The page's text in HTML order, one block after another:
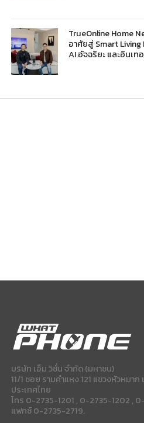
TrueOnline Home
อาศัยสู่ Smart
AI อัจฉริยะ และอินเท
บริษัท เอ็ม วิชั่น จำกัด (มหาชน)
11/1 ซอย รามคำแหง 121 แขวงหัวหมา
ประเทศไทย
โทร 0-2735-1201 , 0-2735-1202 ,
แฟกซ์ 0-2735-2719.